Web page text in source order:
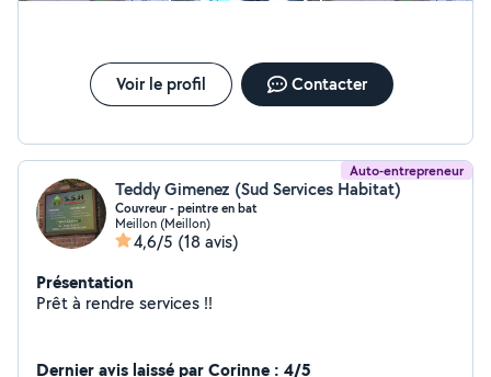
Voir le profil Contacter
Auto-entrepreneur
Teddy Gimenez (Sud Services Habitat)
Couvreur - peintre en bat
Meillon (Meillon)
4,6/5 (18 avis)
Présentation
Prêt à rendre services !!
Dernier avis laissé par Corinne : 4/5